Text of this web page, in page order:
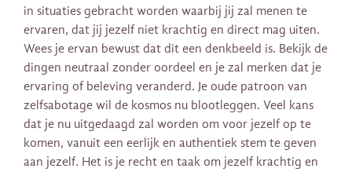
in situaties gebracht worden waarbij jij zal menen te
ervaren, dat jij jezelf niet krachtig en direct mag uiten.
Wees je ervan bewust dat dit een denkbeeld is. Bekijk de
dingen neutraal zonder oordeel en je zal merken dat je
ervaring of beleving veranderd. Je oude patroon van
zelfsabotage wil de kosmos nu blootleggen. Veel kans
dat je nu uitgedaagd zal worden om voor jezelf op te
komen, vanuit een eerlijk en authentiek stem te geven
aan jezelf. Het is je recht en taak om jezelf krachtig en